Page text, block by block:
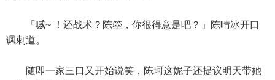
「嘁~ ！还战术？陈箜，你很得意是吧？」陈晴冰开口
讽刺道。
随即一家三口又开始说笑，陈珂这妮子还提议明天带她